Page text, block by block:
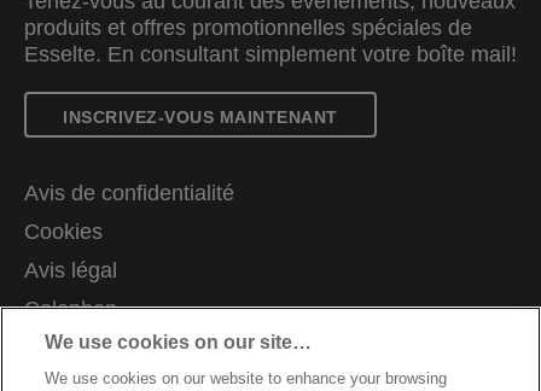
produits et offres promotionnelles spéciales de
Esselte. En consultant simplement votre boîte mail!
INSCRIVEZ-VOUS MAINTENANT
Avis de confidentialité
Cookies
Avis légal
Colophon
Demande de données complètes
Support client
We use cookies on our site…
We use cookies on our website to enhance your browsing